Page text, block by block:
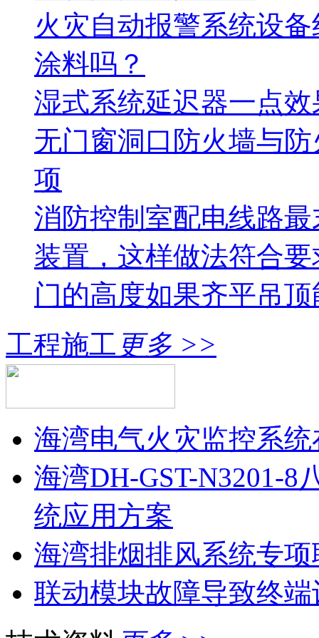
火灾自动报警系统设
涂料吗？
湿式系统延迟器一点
无门窗洞口防火墙与
项
消防控制室配电线路
装置，这样做法符合
门的高度如果齐平吊
工程施工 更多 >>
海湾电气火灾监控系
海湾DH-GST-N3201-8
统应用方案
海湾排烟排风系统专
联动模块故障导致终